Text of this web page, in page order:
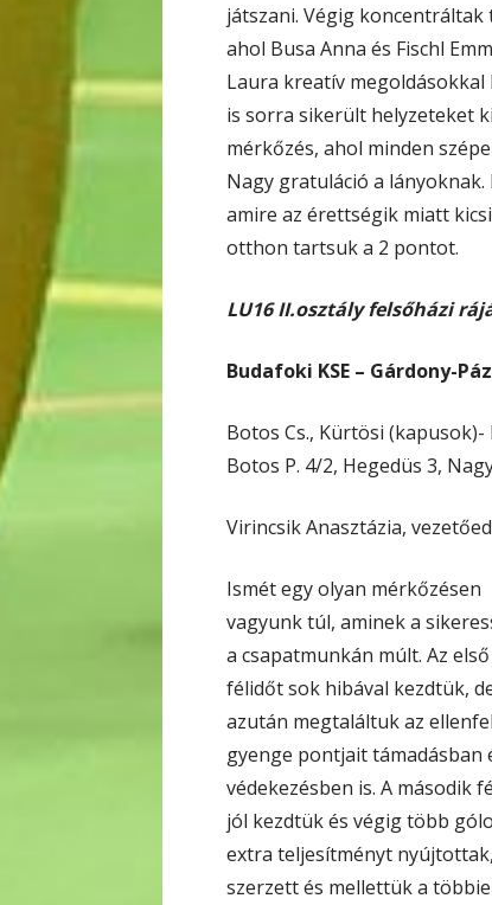
játszani. Végig
ahol Busa Anna és Fischl
Laura kreatív
is sorra sikerült helyzeteket
mérkőzés, ahol minden
Nagy gratuláció a
amire az érettségik miatt
otthon tartsuk a 2 pontot.
LU16 II.osztály felsőházi
Budafoki KSE – Gárdony-
Botos Cs., Kürtösi (kapusok)-
Botos P. 4/2, Hegedüs 3,
Virincsik Anasztázia,
Ismét egy olyan mérkőzésen
vagyunk túl, aminek a
a csapatmunkán múlt. Az első
félidőt sok hibával kezdtük,
azután megtaláltuk az
gyenge pontjait támadásban
védekezésben is. A második
jól kezdtük és végig több
extra teljesítményt
szerzett és mellettük a